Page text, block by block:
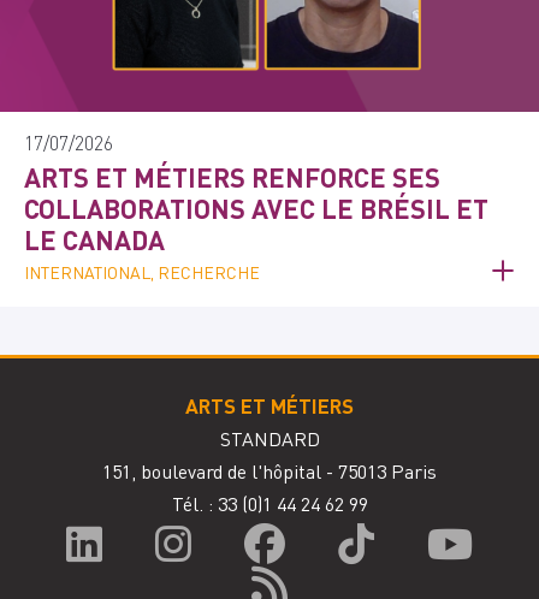
17/07/2026
ARTS ET MÉTIERS RENFORCE SES
COLLABORATIONS AVEC LE BRÉSIL ET
LE CANADA
INTERNATIONAL, RECHERCHE
ARTS ET MÉTIERS
STANDARD
151, boulevard de l'hôpital - 75013 Paris
Tél. : 33 (0)1 44 24 62 99